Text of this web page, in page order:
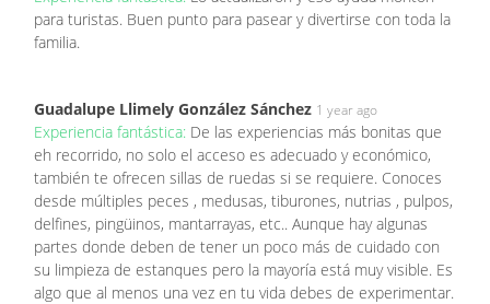
para turistas. Buen punto para pasear y divertirse con toda la
familia.
Guadalupe Llimely González Sánchez 1 year ago
Experiencia fantástica: De las experiencias más bonitas que
eh recorrido, no solo el acceso es adecuado y económico,
también te ofrecen sillas de ruedas si se requiere. Conoces
desde múltiples peces , medusas, tiburones, nutrias , pulpos,
delfines, pingüinos, mantarrayas, etc.. Aunque hay algunas
partes donde deben de tener un poco más de cuidado con
su limpieza de estanques pero la mayoría está muy visible. Es
algo que al menos una vez en tu vida debes de experimentar.